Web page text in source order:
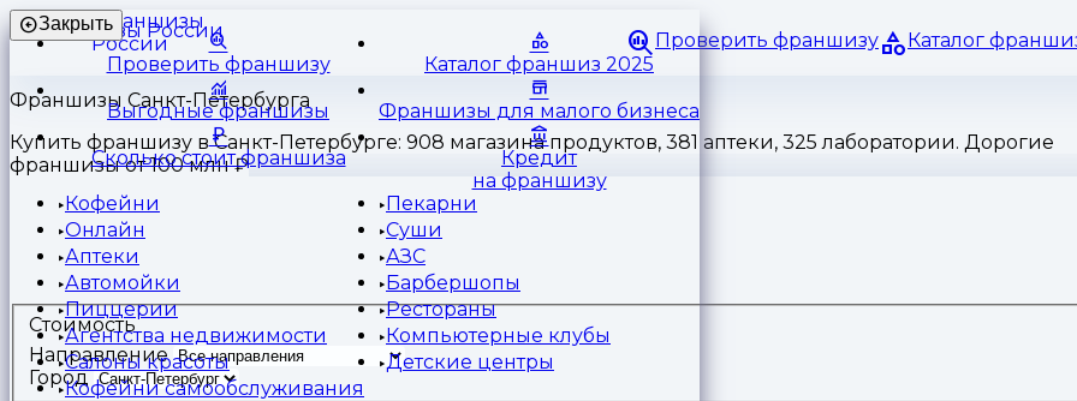
Франшизы
России
Проверить франшизу Каталог
Закрыть
Проверить франшизу Каталог франшиз 2025
Выгодные франшизы Франшизы для малого бизнеса
Сколько стоит франшиза
Кредит
на франшизу
Кофейни
Пекарни
Онлайн
Суши
Аптеки
АЗС
Автомойки
Барбершопы
Пиццерии
Рестораны
Агентства недвижимости
Компьютерные клубы
Салоны красоты
Детские центры
Кофейни самообслуживания
Франшизы Санкт-Петербурга
Купить франшизу в Санкт-Петербурге: 908 магазина продуктов, 381 аптеки, 325 лаборатории. Дорогие
франшизы от 100 млн ₽
Стоимость
Направление
Город